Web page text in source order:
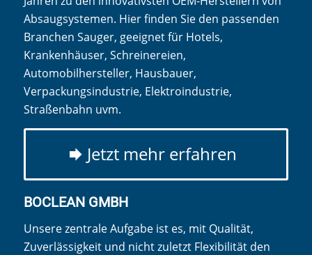
Absaugsystemen. Hier finden Sie den passenden
Branchen Sauger, geeignet für Hotels,
Krankenhäuser, Schreinereien,
Automobilhersteller, Hausbauer,
Verpackungsindustrie, Elektroindustrie,
Straßenbahn uvm.
Jetzt mehr erfahren
BOCLEAN GMBH
Unsere zentrale Aufgabe ist es, mit Qualität,
Zuverlässigkeit und nicht zuletzt Flexibilität den